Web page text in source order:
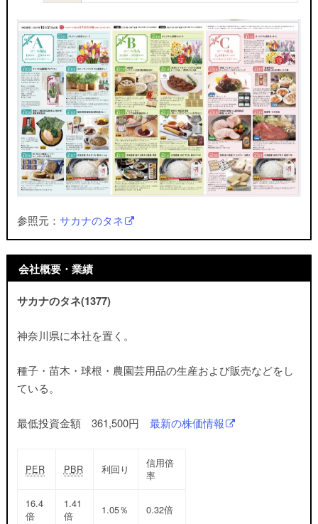
参照元：サカナのタネ
会社概要・業績
サカナのタネ(1377)
神奈川県に本社を置く。
種子・苗木・球根・農園芸用品の生産および販売などをし
ている。
最低投資金額 361,500円最新の株価情報
PER PBR 利回り
信用倍
率
16.4
倍
1.41
倍
1.05％ 0.32倍